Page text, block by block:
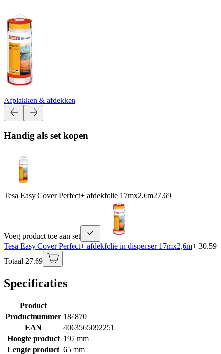
Afplakken & afdekken
Handig als set kopen
Tesa Easy Cover Perfect+ afdekfolie 17mx2,6m27.69
Voeg product toe aan set
Tesa Easy Cover Perfect+ afdekfolie in dispenser 17mx2,6m+ 30.59
Totaal 27.69
Specificaties
Product
Productnummer 184870
EAN
4063565092251
Hoogte product 197 mm
Lengte product 65 mm